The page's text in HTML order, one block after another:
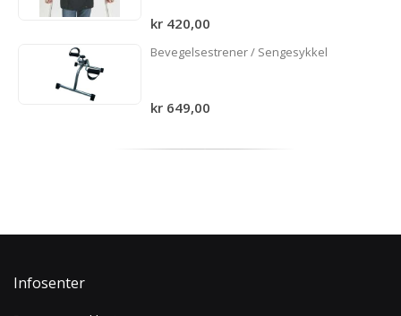
kr 420,00
Bevegelsestrener / Sengesykkel
kr 649,00
Infosenter